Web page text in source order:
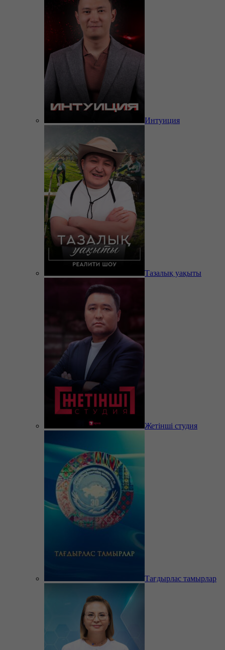
Интуиция
Тазалық уақыты
Жетінші студия
Тағдырлас тамырлар